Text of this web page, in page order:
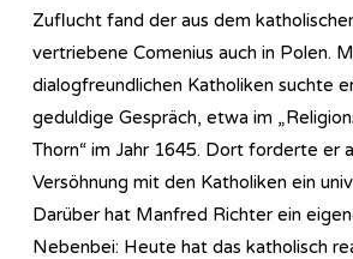
Zuflucht fand der aus dem
vertriebene Comenius auch in Polen.
dialogfreundlichen Katholiken suchte
geduldige Gespräch, etwa im
Thorn“ im Jahr 1645. Dort forderte er
Versöhnung mit den Katholiken ein
Darüber hat Manfred Richter ein
Nebenbei: Heute hat das katholisch